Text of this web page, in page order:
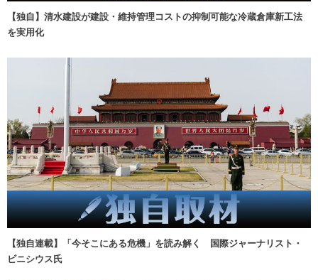
【独自】清水建設が建設・維持管理コストの抑制可能な冷蔵倉庫新工法
を実用化
【独自連載】「今そこにある危機」を読み解く 国際ジャーナリスト・
ビニシウス氏